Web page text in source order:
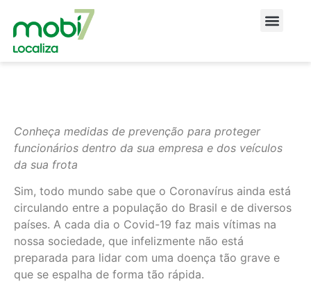
Conheça medidas de prevenção para proteger
funcionários dentro da sua empresa e dos veículos
da sua frota
Sim, todo mundo sabe que o Coronavírus ainda está
circulando entre a população do Brasil e de diversos
países. A cada dia o Covid-19 faz mais vítimas na
nossa sociedade, que infelizmente não está
preparada para lidar com uma doença tão grave e
que se espalha de forma tão rápida.